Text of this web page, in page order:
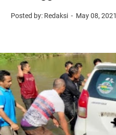
Posted by: Redaksi May 08, 2021